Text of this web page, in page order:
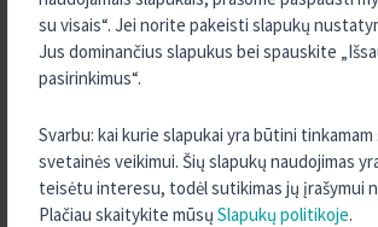
su visais“. Jei norite pakeisti slapukų
Jus dominančius slapukus bei spauskite
pasirinkimus“.
Svarbu: kai kurie slapukai yra būtini
svetainės veikimui. Šių slapukų naudojimas
teisėtu interesu, todėl sutikimas jų įrašymui
Plačiau skaitykite mūsų Slapukų politikoje.
Dokumentai
Dokumentų formos
Svarbi informacija
Finansinės ataskaitos
Informacija indėlininkui apie indėlių
Sunkumai grąžinant paskolą